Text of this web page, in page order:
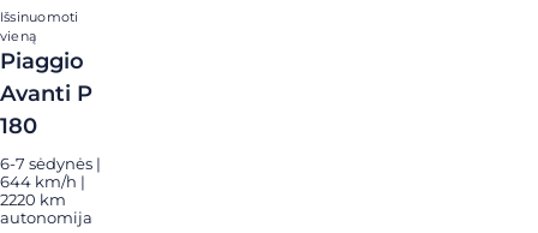
lėktuvai
Išsinuomoti
vieną
Piaggio
Avanti P
180
6-7 sėdynės |
644 km/h |
2220 km
autonomija